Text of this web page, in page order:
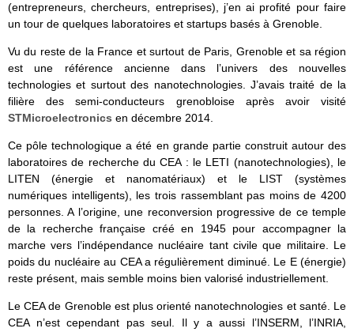
(entrepreneurs, chercheurs, entreprises), j’en ai profité pour faire
un tour de quelques laboratoires et startups basés à Grenoble.
Vu du reste de la France et surtout de Paris, Grenoble et sa région
est une référence ancienne dans l’univers des nouvelles
technologies et surtout des nanotechnologies. J’avais traité de la
filière des semi-conducteurs grenobloise après avoir visité
STMicroelectronics en décembre 2014.
Ce pôle technologique a été en grande partie construit autour des
laboratoires de recherche du CEA : le LETI (nanotechnologies), le
LITEN (énergie et nanomatériaux) et le LIST (systèmes
numériques intelligents), les trois rassemblant pas moins de 4200
personnes. A l’origine, une reconversion progressive de ce temple
de la recherche française créé en 1945 pour accompagner la
marche vers l’indépendance nucléaire tant civile que militaire. Le
poids du nucléaire au CEA a régulièrement diminué. Le E (énergie)
reste présent, mais semble moins bien valorisé industriellement.
Le CEA de Grenoble est plus orienté nanotechnologies et santé. Le
CEA n’est cependant pas seul. Il y a aussi l’INSERM, l’INRIA,